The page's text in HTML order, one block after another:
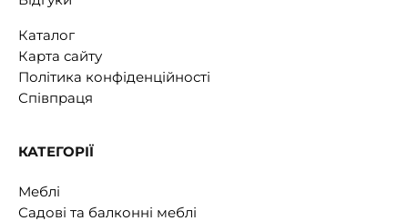
Каталог
Карта сайту
Політика конфіденційності
Співпраця
КАТЕГОРІЇ
Меблі
Садові та балконні меблі